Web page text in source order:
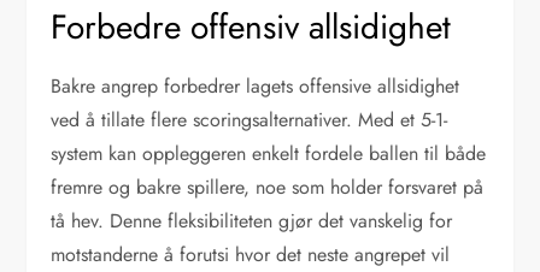
Forbedre offensiv allsidighet
Bakre angrep forbedrer lagets offensive allsidighet
ved å tillate flere scoringsalternativer. Med et 5-1-
system kan oppleggeren enkelt fordele ballen til både
fremre og bakre spillere, noe som holder forsvaret på
tå hev. Denne fleksibiliteten gjør det vanskelig for
motstanderne å forutsi hvor det neste angrepet vil